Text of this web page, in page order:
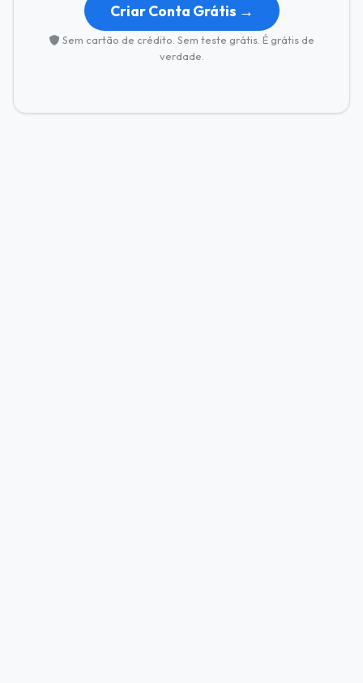
Criar Conta Grátis →
Sem cartão de crédito. Sem teste grátis. É grátis de
verdade.